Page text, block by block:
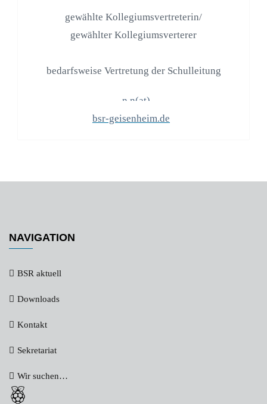
gewählte Kollegiumsvertreterin/
gewählter Kollegiumsverterer
bedarfsweise Vertretung der Schulleitung
n.n(at)
bsr-geisenheim.de
NAVIGATION
BSR aktuell
Downloads
Kontakt
Sekretariat
Wir suchen…